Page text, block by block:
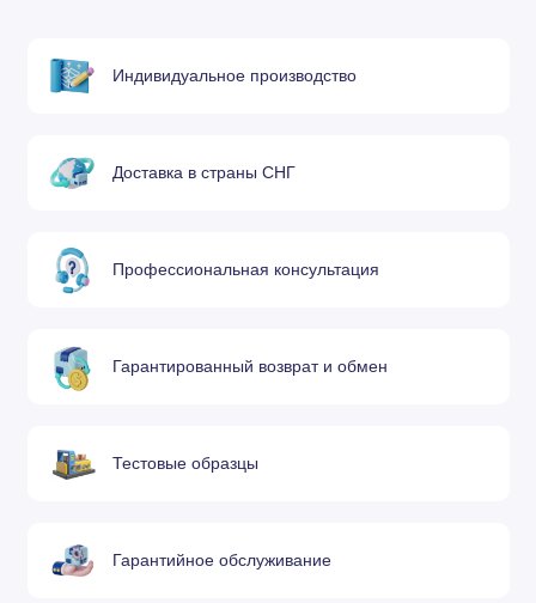
Индивидуальное производство
Доставка в страны СНГ
Профессиональная консультация
Гарантированный возврат и обмен
Тестовые образцы
Гарантийное обслуживание